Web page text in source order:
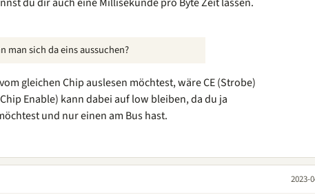
man sich da eins aussuchen?
gleichen Chip auslesen möchtest, wäre CE (Strobe)
Enable) kann dabei auf low bleiben, da du ja
und nur einen am Bus hast.
2023-